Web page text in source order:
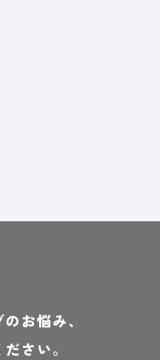
お悩み、
さい。